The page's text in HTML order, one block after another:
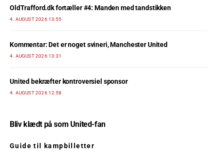
OldTrafford.dk fortæller #4: Manden med tandstikken
4. AUGUST 2026 13:55
Kommentar: Det er noget svineri, Manchester United
4. AUGUST 2026 13:31
United bekræfter kontroversiel sponsor
4. AUGUST 2026 12:58
Bliv klædt på som United-fan
Guide til kampbilletter